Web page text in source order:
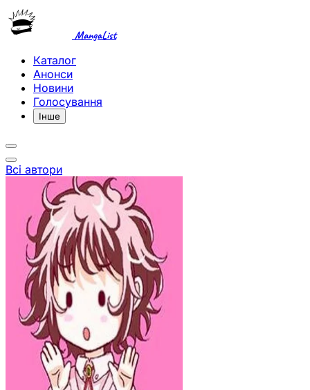
MangaList
Каталог
Анонси
Новини
Голосування
Інше
Всі автори